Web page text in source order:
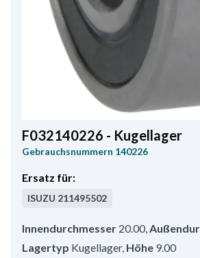
F032140226 - Kugellager
Gebrauchsnummern 140226
Ersatz für:
ISUZU 211495502
Innendurchmesser 20.00,
Lagertyp Kugellager, Höhe 9.00